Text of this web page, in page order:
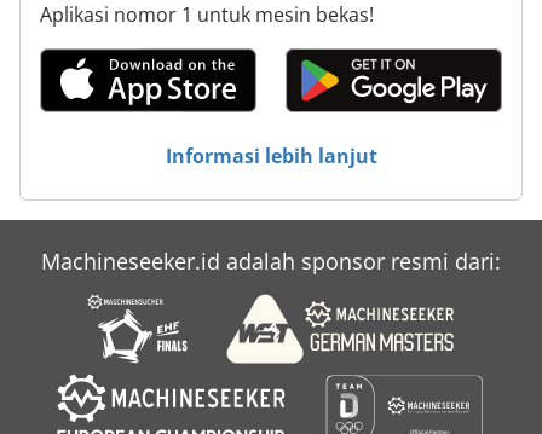
Aplikasi nomor 1 untuk mesin bekas!
Informasi lebih lanjut
Machineseeker.id adalah sponsor resmi dari: